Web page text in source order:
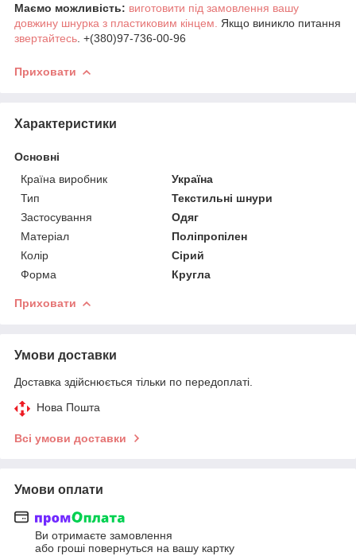
Маємо можливість: виготовити під замовлення вашу
довжину шнурка з пластиковим кінцем.
Якщо виникло питання
звертайтесь . +(380)97-736-00-96
Приховати
Характеристики
Основні
Країна виробник
Україна
Тип
Текстильні шнури
Застосування
Одяг
Матеріал
Поліпропілен
Колір
Сірий
Форма
Кругла
Приховати
Умови доставки
Доставка здійснюється тільки по передоплаті.
Нова Пошта
Всі умови доставки
Умови оплати
Ви отримаєте замовлення
або гроші повернуться на вашу картку